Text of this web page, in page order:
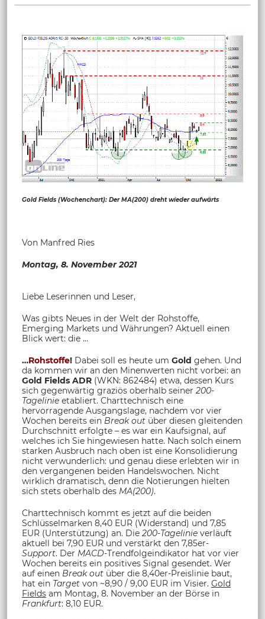
Gold Fields (Wochenchart): Der MA(200) dreht wieder aufwärts
Von Manfred Ries
Montag, 8. November 2021
Liebe Leserinnen und Leser,
Was gibts Neues in der Welt der Rohstoffe,
Emerging Markets und Währungen? Aktuell einen
Blick wert: die …
…Rohstoffe! Dabei soll es heute um Gold gehen. Und
da kommen wir an den Minenwerten nicht vorbei: an
Gold Fields ADR (WKN: 862484) etwa, dessen Kurs
sich gegenwärtig graziös oberhalb seiner 200-
Tagelinie etabliert. Charttechnisch eine
hervorragende Ausgangslage, nachdem vor vier
Wochen bereits ein Break out über diesen gleitenden
Durchschnitt erfolgte – es war ein Kaufsignal, auf
welches ich Sie hingewiesen hatte. Nach solch einem
starken Ausbruch nach oben ist eine Konsolidierung
nicht verwunderlich: und genau diese erlebten wir in
den vergangenen beiden Handelswochen. Nicht
wirklich dramatisch, denn die Notierungen hielten
sich stets oberhalb des MA(200).
Charttechnisch kommt es jetzt auf die beiden
Schlüsselmarken 8,40 EUR (Widerstand) und 7,85
EUR (Unterstützung) an. Die 200-Tagelinie verläuft
aktuell bei 7,90 EUR und verstärkt den 7,85er-
Support. Der MACD-Trendfolgeindikator hat vor vier
Wochen bereits ein positives Signal gesendet. Wer
auf einen Break out über die 8,40er-Preislinie baut,
hat ein Target von ~8,90 / 9,00 EUR im Visier. Gold
Fields am Montag, 8. November an der Börse in
Frankfurt: 8,10 EUR.